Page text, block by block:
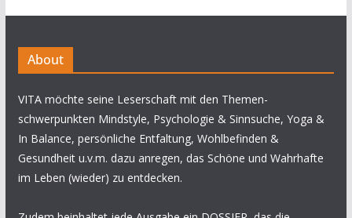
About
VITA möchte seine Leserschaft mit den Themen-
schwerpunkten Mindstyle, Psychologie & Sinnsuche, Yoga &
In Balance, persönliche Entfaltung, Wohlbefinden &
Gesundheit u.v.m. dazu anregen, das Schöne und Wahrhafte
im Leben (wieder) zu entdecken.